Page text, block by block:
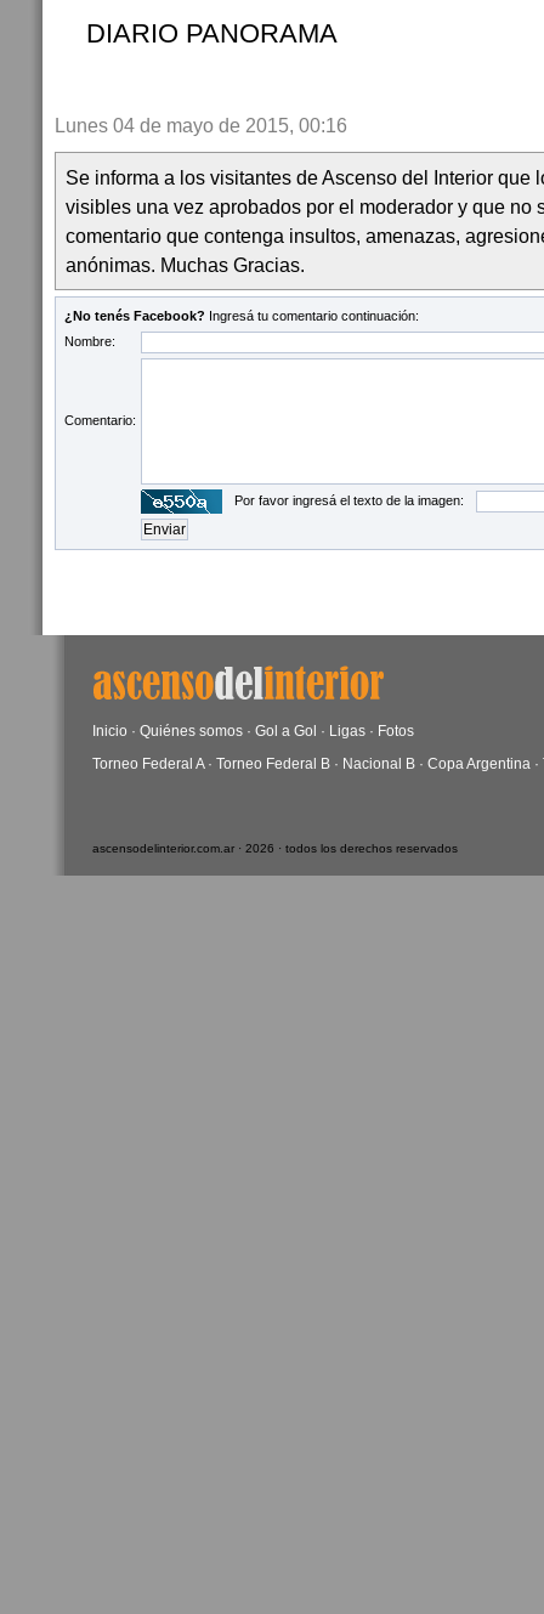
DIARIO PANORAMA
Lunes 04 de mayo de 2015, 00:16
Se informa a los visitantes de Ascenso del Interior que
visibles una vez aprobados por el moderador y que no
comentario que contenga insultos, amenazas,
anónimas. Muchas Gracias.
¿No tenés Facebook? Ingresá tu comentario continuación:
Nombre:
Comentario:
Por favor ingresá el texto de la imagen:
Inicio · Quiénes somos · Gol a Gol · Ligas · Fotos
Torneo Federal A· Torneo Federal B · Nacional B · Copa Argentina ·
ascensodelinterior.com.ar · 2026 · todos los derechos reservados